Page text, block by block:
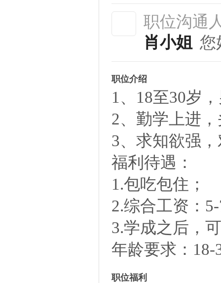
职位沟通
肖小姐 您
职位介绍
1、18至30岁
2、勤学上进
3、求知欲强
福利待遇：
1.包吃包住；
2.综合工资：
3.学成之后，
年龄要求：18-
职位福利